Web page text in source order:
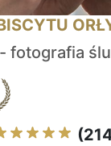
fotografia